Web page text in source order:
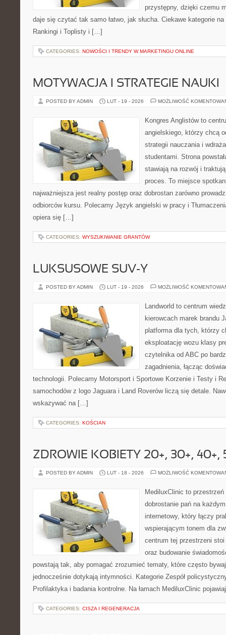
przystępny, dzięki czemu
daje się czytać tak samo łatwo, jak słucha. Ciekawe kategorie
Rankingi i Toplisty i […]
CATEGORIES: NOWOŚCI I TRENDY W MARKETINGU ONLINE
MOTYWACJA I STRATEGIE NAUKI
POSTED BY ADMIN LUT - 19 - 2026 MOŻLIWOŚĆ
Kongres Anglistów to
angielskiego, którzy chcą
strategii nauczania i
studentami. Strona
stawiają na rozwój i
proces. To miejsce
najważniejsza jest realny postęp oraz dobrostan zarówno
odbiorców kursu. Polecamy Język angielski w pracy i
opiera się […]
CATEGORIES: WYSZUKIWANIE GRANTÓW
LUKSUSOWE SUV-Y
POSTED BY ADMIN LUT - 19 - 2026 MOŻLIWOŚĆ
Landworld to centrum
kierowcach marek brandu
platforma dla tych, którzy
eksploatację wozu klasy
czytelnika od ABC po
zagadnienia, łącząc
technologii. Polecamy Motorsport i Sportowe Korzenie i Testy i
samochodów z logo Jaguara i Land Roverów liczą się detale.
wskazywać na […]
CATEGORIES: KOŚCIAN
ZDROWIE KOBIETY 20+, 30+, 40+,
POSTED BY ADMIN LUT - 18 - 2026 MOŻLIWOŚĆ
MediluxClinic to
dobrostanie pań na
internetowy, który łączy
wspierającym tonem dla
centrum tej przestrzeni
oraz budowanie
powstają tak, aby pomagać zrozumieć tematy, które często
jednocześnie dotykają intymności. Kategorie Zespół
Profilaktyka i badania kontrolne. Na łamach MediluxClinic
CATEGORIES: CISZA I REGENERACJA